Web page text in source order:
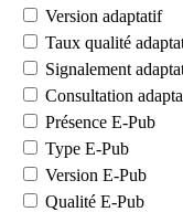
Version adaptatif
Taux qualité
Signalement
Consultation
Présence E-Pub
Type E-Pub
Version E-Pub
Qualité E-Pub